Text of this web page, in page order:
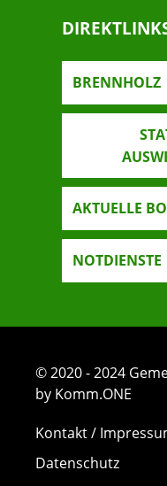
BRENNHOLZ
AKTUELLE
NOTDIENSTE
© 2020 - 2024
by Komm.ONE
Kontakt /
Datenschutz